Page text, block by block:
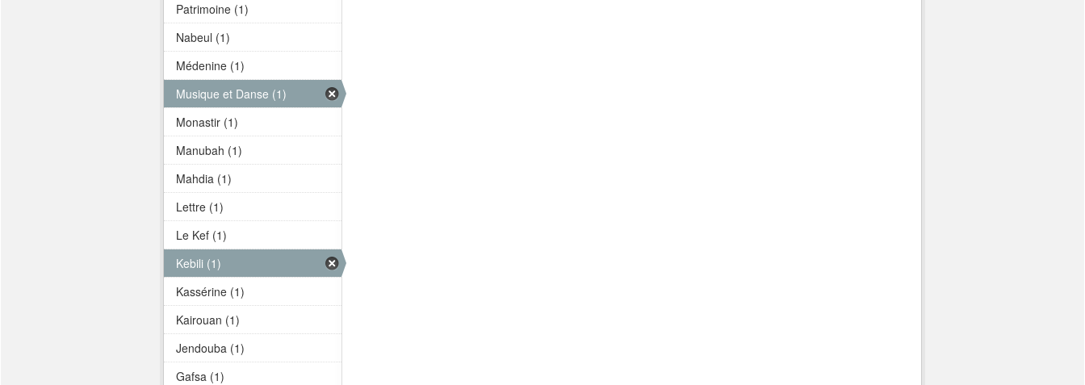
Patrimoine (1)
Nabeul (1)
Médenine (1)
Musique et Danse (1)
Monastir (1)
Manubah (1)
Mahdia (1)
Lettre (1)
Le Kef (1)
Kebili (1)
Kassérine (1)
Kairouan (1)
Jendouba (1)
Gafsa (1)